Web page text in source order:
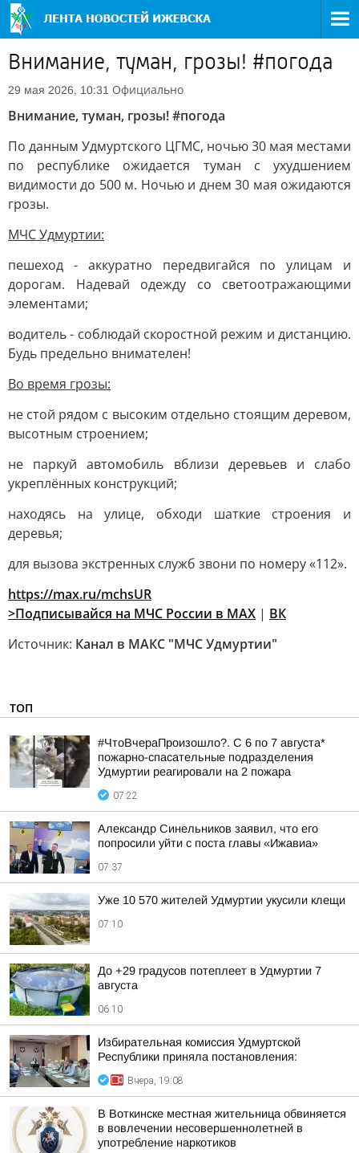
Внимание, туман, грозы! #погода
29 мая 2026, 10:31 Официально
Внимание, туман, грозы! #погода
По данным Удмуртского ЦГМС, ночью 30 мая местами
по республике ожидается туман с ухудшением
видимости до 500 м. Ночью и днем 30 мая ожидаются
грозы.
МЧС Удмуртии:
пешеход - аккуратно передвигайся по улицам и
дорогам. Надевай одежду со светоотражающими
элементами;
водитель - соблюдай скоростной режим и дистанцию.
Будь предельно внимателен!
Во время грозы:
не стой рядом с высоким отдельно стоящим деревом,
высотным строением;
не паркуй автомобиль вблизи деревьев и слабо
укреплённых конструкций;
находясь на улице, обходи шаткие строения и
деревья;
для вызова экстренных служб звони по номеру «112».
https://max.ru/mchsUR
>Подписывайся на МЧС России в MAX | ВК
Источник: Канал в МАКС "МЧС Удмуртии"
ТОП
#ЧтоВчераПроизошло?. С 6 по 7 августа*
пожарно-спасательные подразделения
Удмуртии реагировали на 2 пожара
07:22
Александр Синельников заявил, что его
попросили уйти с поста главы «Ижавиа»
07:37
Уже 10 570 жителей Удмуртии укусили клещи
07:10
До +29 градусов потеплеет в Удмуртии 7
августа
06:10
Избирательная комиссия Удмуртской
Республики приняла постановления:
Вчера, 19:08
В Воткинске местная жительница обвиняется
в вовлечении несовершеннолетней в
употребление наркотиков